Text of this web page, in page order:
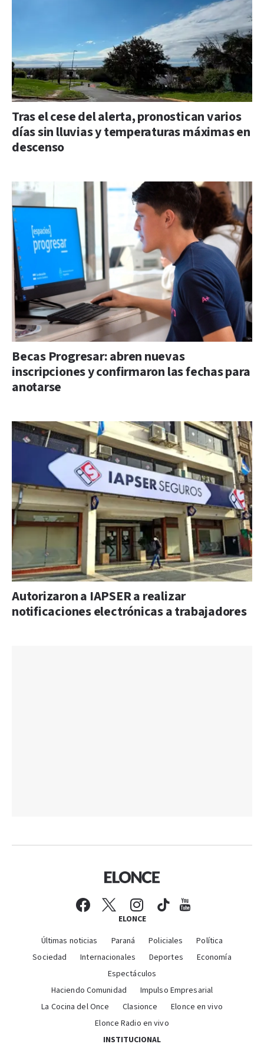
Tras el cese del alerta, pronostican varios
días sin lluvias y temperaturas máximas en
descenso
Becas Progresar: abren nuevas
inscripciones y confirmaron las fechas para
anotarse
Autorizaron a IAPSER a realizar
notificaciones electrónicas a trabajadores
ELONCE
Últimas noticias Paraná Policiales
Política
Sociedad
Internacionales Deportes
Economía
Espectáculos
Haciendo Comunidad
Impulso Empresarial
La Cocina del Once
Clasionce
Elonce en vivo
Elonce Radio en vivo
INSTITUCIONAL